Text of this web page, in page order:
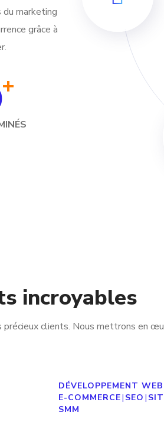
du marketing
grâce à
+
incroyables
clients. Nous mettrons en
DÉVELOPPEMENT WEB
E-COMMERCE| SEO |
SMM